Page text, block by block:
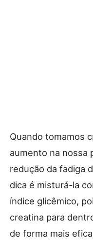
Quando tomamos
aumento na nossa
redução da fadiga
dica é misturá-la
índice glicêmico,
creatina para
de forma mais